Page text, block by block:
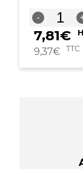
-
de
Toner
Phaser
7,81€
9,37€ TTC